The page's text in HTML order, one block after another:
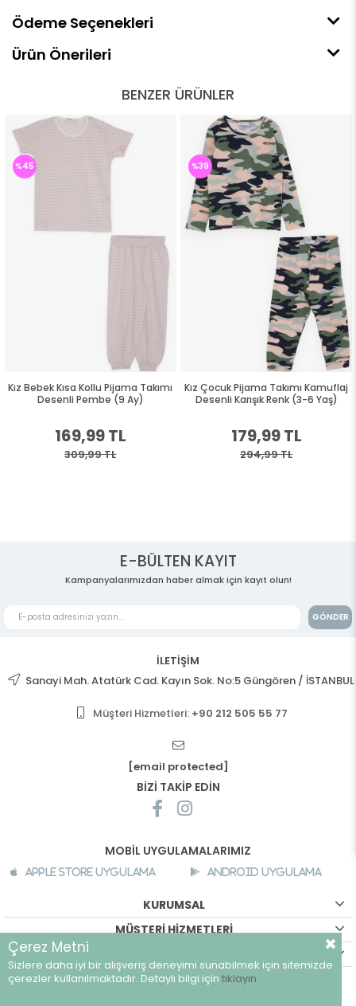
Ödeme Seçenekleri
Ürün Önerileri
BENZER ÜRÜNLER
Kız Bebek Kısa Kollu Pijama Takımı
Desenli Pembe (9 Ay)
169,99 TL
309,99 TL
%45
Kız Çocuk Pijama Takımı Kamuflaj
Desenli Karışık Renk (3-6 Yaş)
179,99 TL
294,99 TL
%39
E-BÜLTEN KAYIT
Kampanyalarımızdan haber almak için kayıt olun!
GÖNDER
İLETİŞİM
Sanayi Mah. Atatürk Cad. Kayın Sok. No:5 Güngören / İSTANBUL
Müşteri Hizmetleri: +90 212 505 55 77
[email protected]
BİZİ TAKİP EDİN
MOBİL UYGULAMALARIMIZ
Apple Store Uygulama Android Uygulama
KURUMSAL
MÜŞTERİ HİZMETLERİ
©breeze.com.tr - Tüm hakları saklıdır.
Çerez Metni
Sizlere daha iyi bir alışveriş deneyimi sunabilmek için sitemizde
çerezler kullanılmaktadır. Detaylı bilgi için tıklayın